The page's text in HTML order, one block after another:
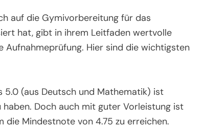
auf die Gymivorbereitung für das
hat, gibt in ihrem Leitfaden wertvolle
Aufnahmeprüfung. Hier sind die wichtigsten
5.0 (aus Deutsch und Mathematik) ist
haben. Doch auch mit guter Vorleistung ist
die Mindestnote von 4.75 zu erreichen.